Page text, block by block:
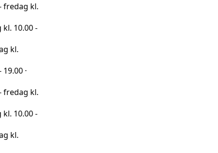
kl.
-
kl.
-